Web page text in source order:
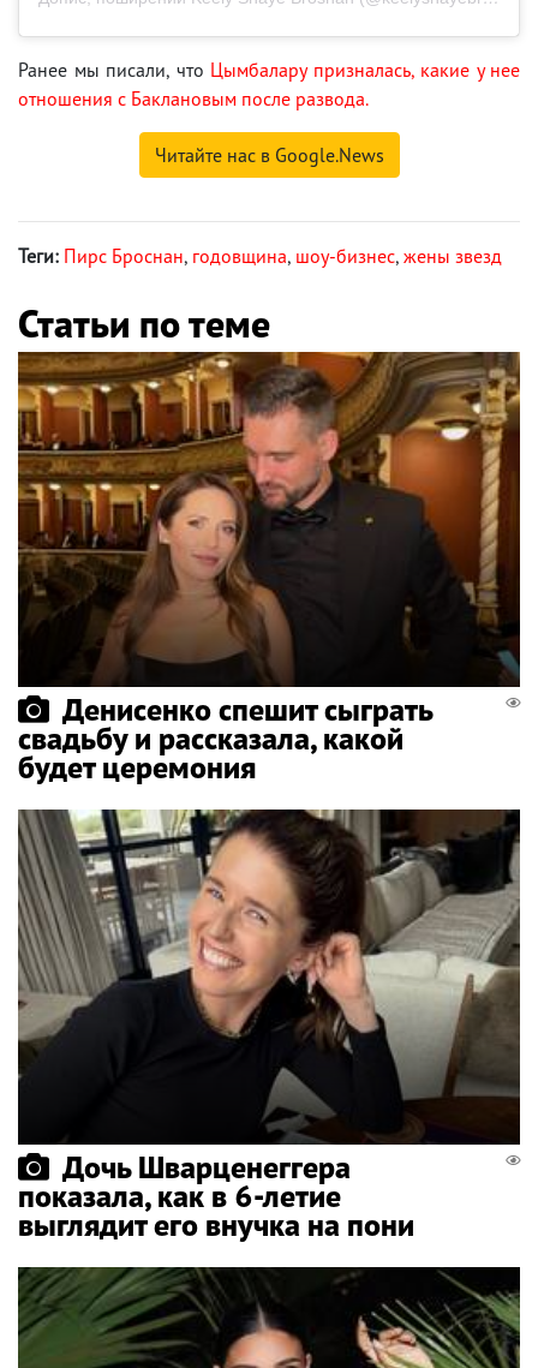
Ранее мы писали, что Цымбалару призналась, какие у нее
отношения с Баклановым после развода.
Читайте нас в Google.News
Теги: Пирс Броснан, годовщина, шоу-бизнес, жены звезд
Статьи по теме
Денисенко спешит сыграть
свадьбу и рассказала, какой
будет церемония
Дочь Шварценеггера
показала, как в 6-летие
выглядит его внучка на пони